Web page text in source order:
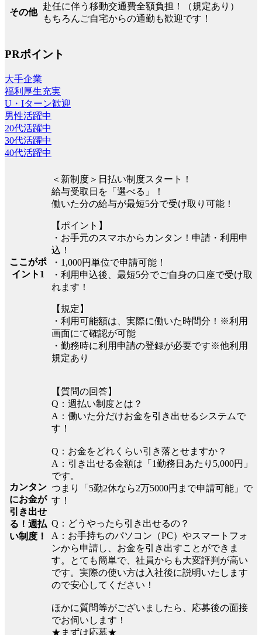
その他
赴任に伴う移動交通費全額負担！（規定あり）
もちろんご自宅からの通勤も歓迎です！
PRポイント
大手企業
福利厚生充実
U・Iターン歓迎
男性活躍中
20代活躍中
30代活躍中
40代活躍中
ここがポ
イント1
＜新制度＞日払い制度スタート！
給与受取日を「選べる」！
働いた分の給与が最短5分で受け取り可能！
【ポイント】
・お手元のスマホからカンタン！申請・利用申
込！
・1,000円単位で申請可能！
・利用申込後、最短5分でご自身の口座で受け取
れます！
【規定】
・利用可能額は、実際に働いた時間分！※利用
画面にて確認が可能
・勤務時に利用申請の登録が必要です※他利用
規定あり
カンタン
にお金が
引き出せ
る！週払
い制度！
【質問の回答】
Q：週払い制度とは？
A：働いた分だけお金を引き出せるシステムで
す！
Q：お金をどれくらい引き落とせますか？
A：引き出せる金額は「1勤務日あたり5,000円」
です。
つまり「5勤2休なら2万5000円まで申請可能」で
す！
Q：どうやったら引き出せるの？
A：お手持ちのパソコン（PC）やスマートフォ
ンから申請し、お金を引き出すことができま
す。とても簡単で、社員からも大変評判が高い
です。実際の使い方は入社後に説明いたします
ので安心してください！
ほかに質問等がございましたら、応募後の面接
でお伺いします！
★まずは応募★